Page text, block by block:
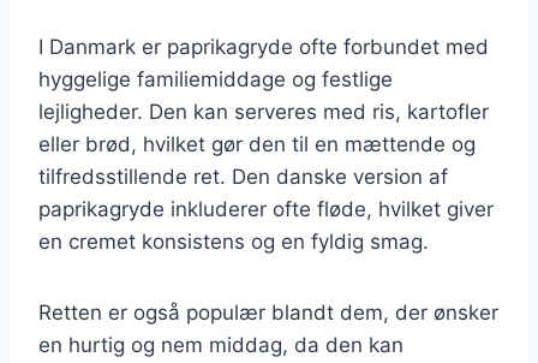
I Danmark er paprikagryde ofte forbundet med
hyggelige familiemiddage og festlige
lejligheder. Den kan serveres med ris, kartofler
eller brød, hvilket gør den til en mættende og
tilfredsstillende ret. Den danske version af
paprikagryde inkluderer ofte fløde, hvilket giver
en cremet konsistens og en fyldig smag.
Retten er også populær blandt dem, der ønsker
en hurtig og nem middag, da den kan